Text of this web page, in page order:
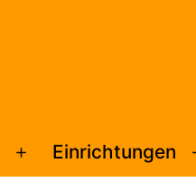
Menü
Einrichtungen